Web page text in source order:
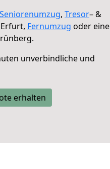
Seniorenumzug, Tresor– &
Fernumzug oder eine
unverbindliche und
erhalten